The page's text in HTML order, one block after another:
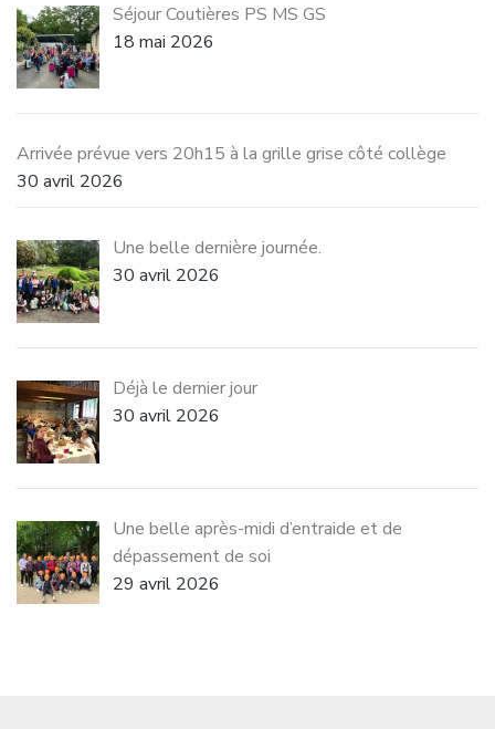
Séjour Coutières PS MS GS
18 mai 2026
Arrivée prévue vers 20h15 à la grille grise côté collège
30 avril 2026
Une belle dernière journée.
30 avril 2026
Déjà le dernier jour
30 avril 2026
Une belle après-midi d’entraide et de
dépassement de soi
29 avril 2026